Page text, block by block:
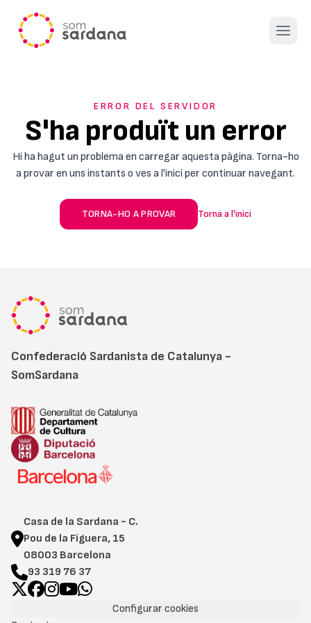
Open
ERROR DEL SERVIDOR
S'ha produït un error
Hi ha hagut un problema en carregar aquesta pàgina. Torna-ho
a provar en uns instants o ves a l'inici per continuar navegant.
TORNA-HO A PROVAR Torna a l'inici
Confederació Sardanista de Catalunya -
SomSardana
Casa de la Sardana - C.
Pou de la Figuera, 15
08003 Barcelona
93 319 76 37
Configurar cookies